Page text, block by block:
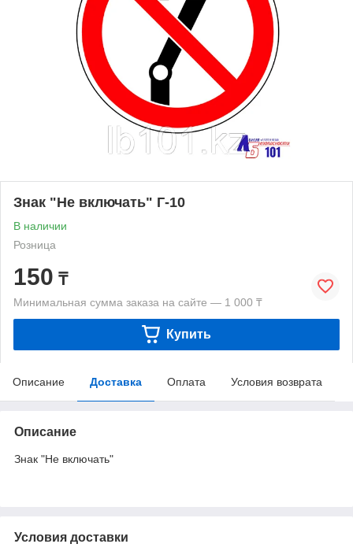
Знак "Не включать" Г-10
В наличии
Розница
150 ₸
Минимальная сумма заказа на сайте — 1 000 ₸
Купить
Описание Доставка Оплата Условия возврата
Описание
Знак "Не включать"
Условия доставки